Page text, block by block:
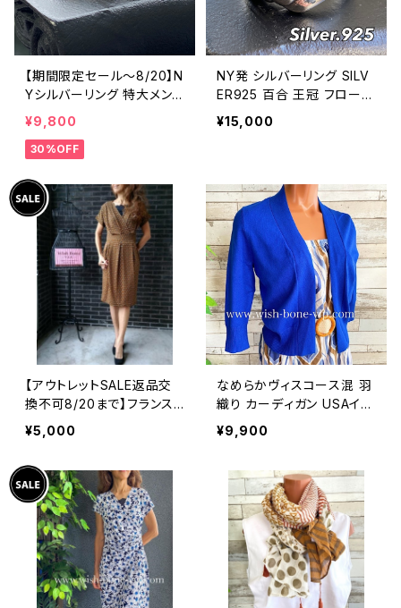
【期間限定セール～8/20】N
Yシルバーリング 特大メン
ズリング SILVER925 フェザ
ーリング ナバホ族 インディ
アンジュエリー 太め 指輪
¥9,800
30%OFF
NY発 シルバーリング SILV
ER925 百合 王冠 フローラ
ルリング ブラックストーン
指輪
¥15,000
【アウトレットSALE返品交
換不可8/20まで】フランス
製インポートワンピース｜L
ONNKEL PARIS クラシカ
ツ ワンピース/ブラウン系
¥5,000
なめらかヴィスコース混 羽
織り カーディガン USAイン
ポート/ブルー
¥9,900